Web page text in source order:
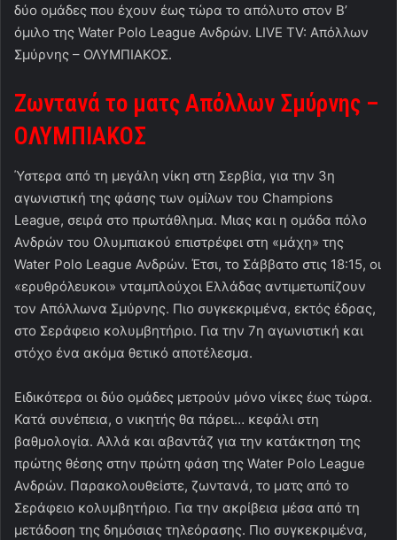
δύο ομάδες που έχουν έως τώρα το απόλυτο στον Β’
όμιλο της Water Polo League Ανδρών. LIVE TV: Απόλλων
Σμύρνης – ΟΛΥΜΠΙΑΚΟΣ.
Ζωντανά το ματς Απόλλων Σμύρνης –
ΟΛΥΜΠΙΑΚΟΣ
Ύστερα από τη μεγάλη νίκη στη Σερβία, για την 3η
αγωνιστική της φάσης των ομίλων του Champions
League, σειρά στο πρωτάθλημα. Μιας και η ομάδα πόλο
Ανδρών του Ολυμπιακού επιστρέφει στη «μάχη» της
Water Polo League Ανδρών. Έτσι, το Σάββατο στις 18:15, οι
«ερυθρόλευκοι» νταμπλούχοι Ελλάδας αντιμετωπίζουν
τον Απόλλωνα Σμύρνης. Πιο συγκεκριμένα, εκτός έδρας,
στο Σεράφειο κολυμβητήριο. Για την 7η αγωνιστική και
στόχο ένα ακόμα θετικό αποτέλεσμα.
Ειδικότερα οι δύο ομάδες μετρούν μόνο νίκες έως τώρα.
Κατά συνέπεια, ο νικητής θα πάρει… κεφάλι στη
βαθμολογία. Αλλά και αβαντάζ για την κατάκτηση της
πρώτης θέσης στην πρώτη φάση της Water Polo League
Ανδρών. Παρακολουθείστε, ζωντανά, το ματς από το
Σεράφειο κολυμβητήριο. Για την ακρίβεια μέσα από τη
μετάδοση της δημόσιας τηλεόρασης. Πιο συγκεκριμένα,